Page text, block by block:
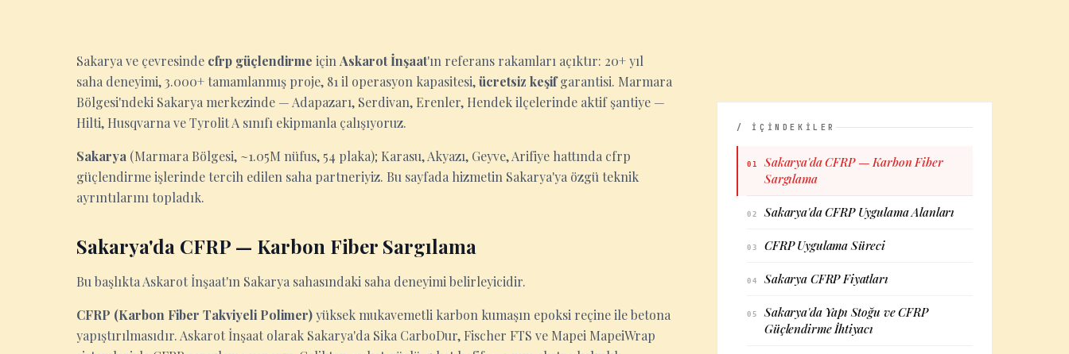
Sakarya ve çevresinde cfrp güçlendirme için Askarot İnşaat'ın referans rakamları açıktır: 20+ yıl
saha deneyimi, 3.000+ tamamlanmış proje, 81 il operasyon kapasitesi,ücretsiz keşifgarantisi. Marmara
Bölgesi'ndeki Sakarya merkezinde — Adapazarı, Serdivan, Erenler, Hendek ilçelerinde aktif şantiye —
Hilti, Husqvarna ve Tyrolit A sınıfı ekipmanla çalışıyoruz.
Sakarya (Marmara Bölgesi, ~1.05M nüfus, 54 plaka); Karasu, Akyazı, Geyve, Arifiye hattında cfrp
güçlendirme işlerinde tercih edilen saha partneriyiz. Bu sayfada hizmetin Sakarya'ya özgü teknik
ayrıntılarını topladık.
Sakarya'da CFRP — Karbon Fiber Sargılama
Bu başlıkta Askarot İnşaat'ın Sakarya sahasındaki saha deneyimi belirleyicidir.
CFRP (Karbon Fiber Takviyeli Polimer)yüksek mukavemetli karbon kumaşın epoksi reçine ile betona
yapıştırılmasıdır. Askarot İnşaat olarak Sakarya'da Sika CarboDur, Fischer FTS ve Mapei MapeiWrap
/ İÇİNDEKİLER
01
Sakarya'da CFRP — Karbon Fiber
Sargılama
02 Sakarya'da CFRP Uygulama Alanları
03 CFRP Uygulama Süreci
04 Sakarya CFRP Fiyatları
05
Sakarya'da Yapı Stoğu ve CFRP
Güçlendirme İhtiyacı